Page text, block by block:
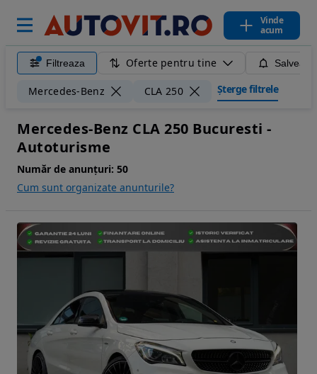
Vinde
acum
Filtreaza Oferte pentru tine
Mercedes-Benz CLA 250 Șterge filtrele
Mercedes-Benz CLA 250 Bucuresti -
Autoturisme
Număr de anunțuri: 50
Cum sunt organizate anunturile?